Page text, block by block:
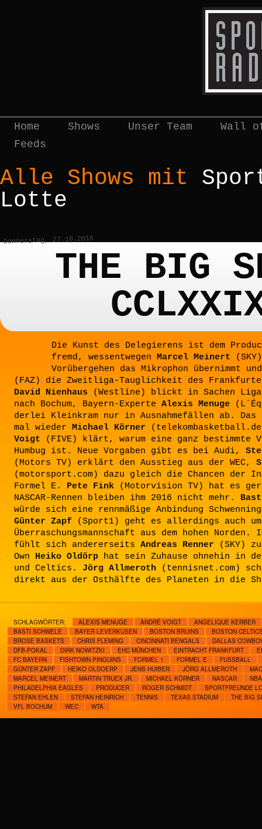
Home Shows Unser Team
Wall
Feeds
Alle Shows mit
Lotte
Donnerstag, 27.10.2016
THE BIG
Die Kunst des Delegierens ist dem
fremd, wessentwegen Marcel Meinert
Vorübergehen das Mikrophon übernimmt
(FAZ) die Zweitliga-Tauglichkeit des
David Nienhaus (Westline) blickt in Sachen
nach Bochum, Bayern-Experte Alexis Menuge
derlei Kleinkram nur in Ausnahmefällen ab.
mal wieder Michael Körner
Voigt (FIVE) klärt, warum eine ganz bestimmte
Humbug ist. Neue Vorgaben gibt es bei Audi,
(Motors TV) erklärt den Ausstieg aus der WEC,
(motorsport.com) dazu gleich die Chancen der
Formel E. Pete Fink (Motorvision TV) hat es
NASCAR-Rennen bleiben ihm 2016 nicht mehr.
würde sich eine rennmäßige Anbindung
Günter Zapf (Sport1) geht es allerdings auch
Überraschungsmannschaft aus dem hohen Norden.
fühlt sich andererseits Andreas Renner (SKY)
Own Heiko Oldörp hat sein Zuhause ohnehin in
und Celtics. Jörg Allmeroth (tennisnet.com)
direkt aus der Osthälfte des Planeten in die
SCHLAGWÖRTER: ALEXIS MENUGE ANDRÉ VOIGT
ANGELIQUE KERBER
BASTI SCHWELE
BAYER LEVERKUSEN BOSTON BRUINS
BOSTON
BROSE BASKETS
CHRIS FLEMING CINCINNATI BENGALS
DALLAS
DFB-POKAL
DIRK NOWITZKI EHC MÜNCHEN EINTRACHT FRANKFURT
FC BAYERN
FISHTOWN PINGUINS FORMEL 1 FORMEL E
FUSSBALL
GÜNTER ZAPF
HEIKO OLDOERP JENS HUIBER JÖRG ALLMEROTH
MARCEL MEINERT
MARTIN TRUEX JR. MICHAEL KÖRNER NASCAR
NBA
PHILADELPHIA EAGLES
PRODUCER ROGER SCHMIDT
SPORTFREUNDE
STEFAN EHLEN
STEFAN HEINRICH TENNIS TEXAS STADIUM
THE BIG
VFL BOCHUM
WEC WTA